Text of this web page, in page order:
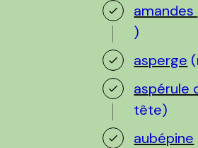
amandes
)
asperge
aspérule
tête)
aubépine